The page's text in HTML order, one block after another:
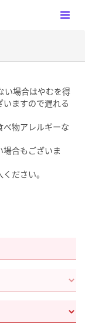
い場合はやむを得
ますので遅れる
物アレルギーな
合もございま
ださい。